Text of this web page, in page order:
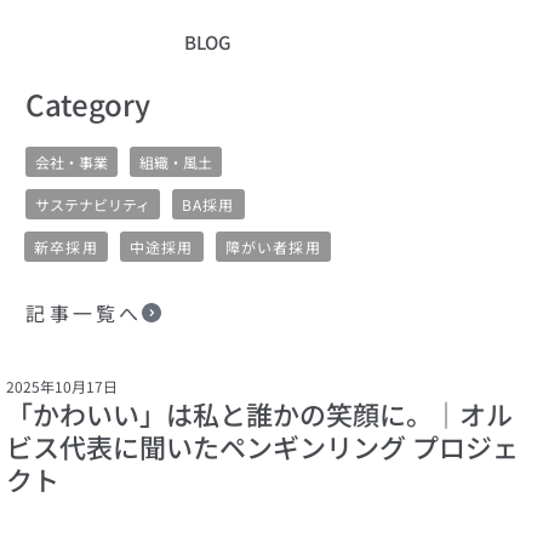
BLOG
​Category
会社・事業 組織・風土
サステナビリティ BA採用
記事一覧へ
新卒採用 中途採用 障がい者採用
「かわいい」は私と誰かの笑顔に。│オル
ビス代表に聞いたペンギンリング プロジェ
クト
2025年10月17日